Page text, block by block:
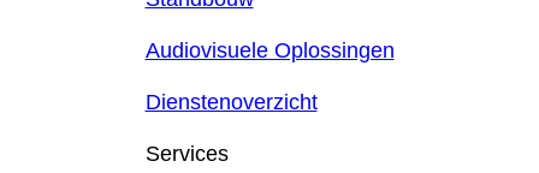
Audiovisuele Oplossingen
Dienstenoverzicht
Services